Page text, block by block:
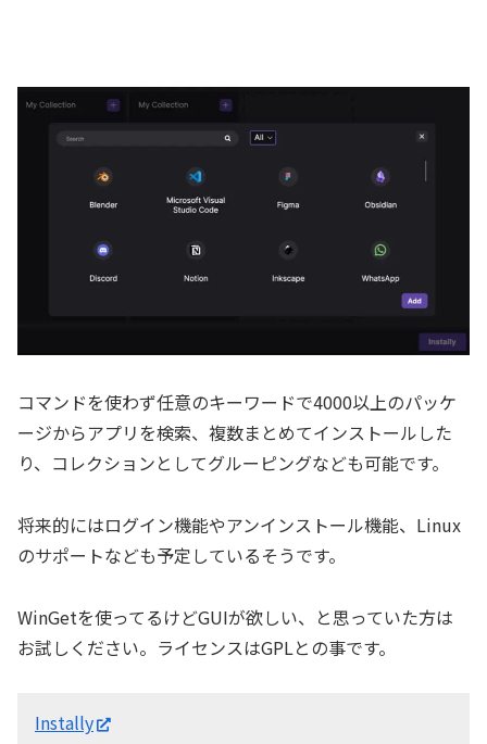
コマンドを使わず任意のキーワードで4000以上のパッケ
ージからアプリを検索、複数まとめてインストールした
り、コレクションとしてグルーピングなども可能です。
将来的にはログイン機能やアンインストール機能、Linux
のサポートなども予定しているそうです。
WinGetを使ってるけどGUIが欲しい、と思っていた方は
お試しください。ライセンスはGPLとの事です。
Instally